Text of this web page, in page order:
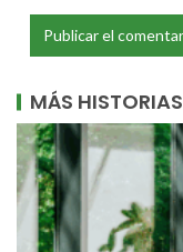
MÁS HISTORIAS